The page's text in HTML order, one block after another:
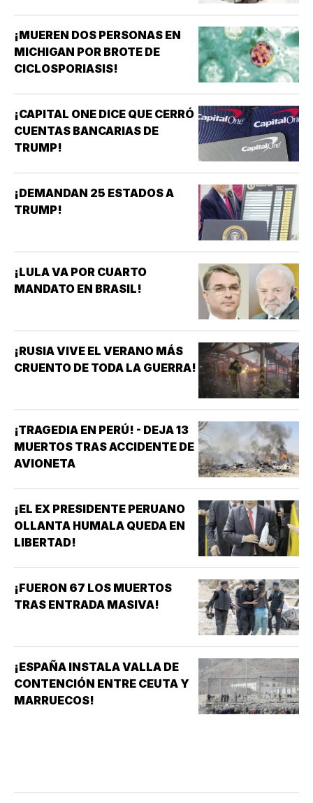
¡MUEREN DOS PERSONAS EN
MICHIGAN POR BROTE DE
CICLOSPORIASIS!
¡CAPITAL ONE DICE QUE CERRÓ
CUENTAS BANCARIAS DE
TRUMP!
¡DEMANDAN 25 ESTADOS A
TRUMP!
¡LULA VA POR CUARTO
MANDATO EN BRASIL!
¡RUSIA VIVE EL VERANO MÁS
CRUENTO DE TODA LA GUERRA!
¡TRAGEDIA EN PERÚ! - DEJA 13
MUERTOS TRAS ACCIDENTE DE
AVIONETA
¡EL EX PRESIDENTE PERUANO
OLLANTA HUMALA QUEDA EN
LIBERTAD!
¡FUERON 67 LOS MUERTOS
TRAS ENTRADA MASIVA!
¡ESPAÑA INSTALA VALLA DE
CONTENCIÓN ENTRE CEUTA Y
MARRUECOS!